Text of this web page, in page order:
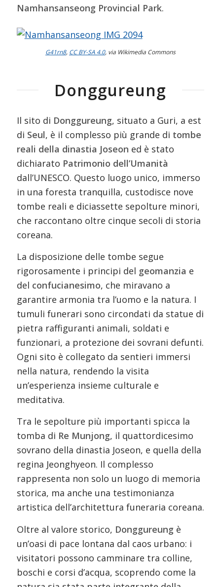
Namhansanseong Provincial Park.
G41rn8, CC BY-SA 4.0, via Wikimedia Commons
Donggureung
Il sito di Donggureung, situato a Guri, a est
di Seul, è il complesso più grande di tombe
reali della dinastia Joseon ed è stato
dichiarato Patrimonio dell’Umanità
dall’UNESCO. Questo luogo unico, immerso
in una foresta tranquilla, custodisce nove
tombe reali e diciassette sepolture minori,
che raccontano oltre cinque secoli di storia
coreana.
La disposizione delle tombe segue
rigorosamente i principi del geomanzia e
del confucianesimo, che miravano a
garantire armonia tra l’uomo e la natura. I
tumuli funerari sono circondati da statue di
pietra raffiguranti animali, soldati e
funzionari, a protezione dei sovrani defunti.
Ogni sito è collegato da sentieri immersi
nella natura, rendendo la visita
un’esperienza insieme culturale e
meditativa.
Tra le sepolture più importanti spicca la
tomba di Re Munjong, il quattordicesimo
sovrano della dinastia Joseon, e quella della
regina Jeonghyeon. Il complesso
rappresenta non solo un luogo di memoria
storica, ma anche una testimonianza
artistica dell’architettura funeraria coreana.
Oltre al valore storico, Donggureung è
un’oasi di pace lontana dal caos urbano: i
visitatori possono camminare tra colline,
boschi e corsi d’acqua, scoprendo come la